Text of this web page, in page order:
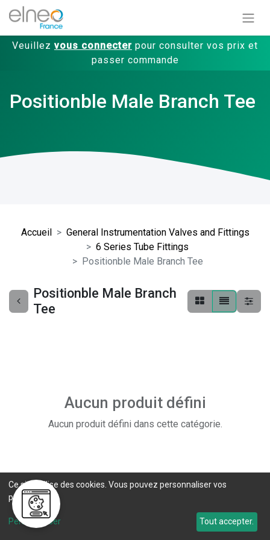
Veuillez vous connecter pour consulter vos prix et
passer commande
Positionble Male Branch Tee
Accueil
General Instrumentation Valves and Fittings
6 Series Tube Fittings
Positionble Male Branch Tee
Positionble Male Branch
Tee
Aucun produit défini
Aucun produit défini dans cette catégorie.
Ce site utilise des cookies. Vous pouvez personnaliser vos
préférences.
Personnaliser Tout accepter.